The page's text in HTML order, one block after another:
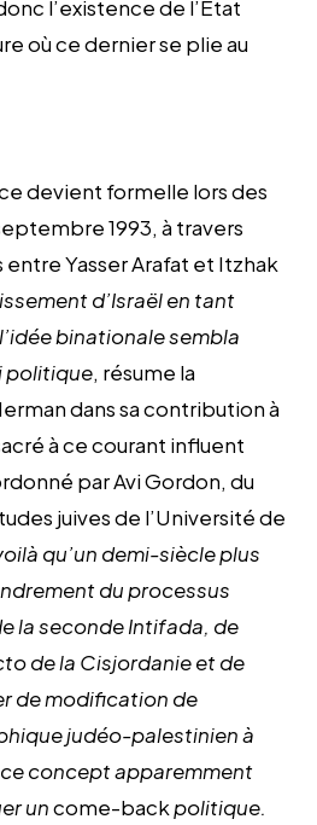
l’existence de l’Etat
où ce dernier se plie au
devient formelle lors des
1993, à travers
Yasser Arafat et Itzhak
d’Israël en tant
binationale sembla
politique, résume la
dans sa contribution à
à ce courant influent
par Avi Gordon, du
juives de l’Université de
qu’un demi-siècle plus
du processus
la seconde Intifada, de
de la Cisjordanie et de
de modification de
judéo-palestinien à
concept apparemment
uncome-backpolitique.